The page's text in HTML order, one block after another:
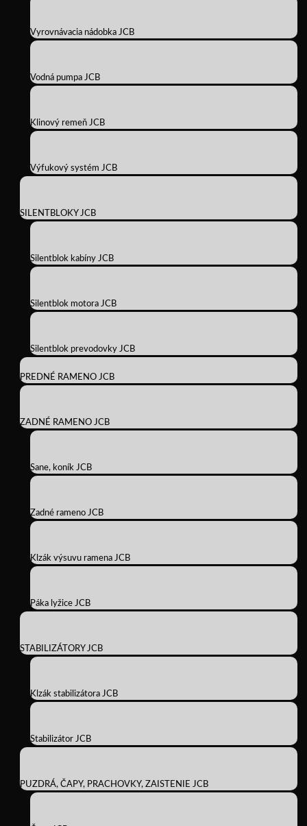
Vyrovnávacia nádobka JCB
Vodná pumpa JCB
Klinový remeň JCB
Výfukový systém JCB
SILENTBLOKY JCB
Silentblok kabíny JCB
Silentblok motora JCB
Silentblok prevodovky JCB
PREDNÉ RAMENO JCB
ZADNÉ RAMENO JCB
Sane, koník JCB
Zadné rameno JCB
Klzák výsuvu ramena JCB
Páka lyžice JCB
STABILIZÁTORY JCB
Klzák stabilizátora JCB
Stabilizátor JCB
PUZDRÁ, ČAPY, PRACHOVKY, ZAISTENIE JCB